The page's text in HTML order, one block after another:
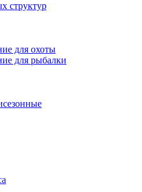
структур
для охоты
для рыбалки